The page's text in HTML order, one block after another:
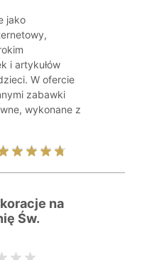
jako
i artykułów
W ofercie
zabawki
wykonane z
na
Św.